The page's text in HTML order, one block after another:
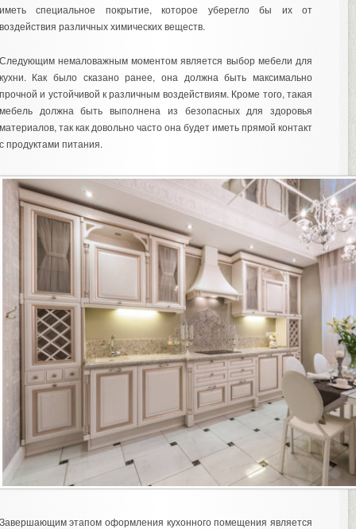
специальное покрытие, которое уберегло бы их от
различных химических веществ.
немаловажным моментом является выбор мебели для
Как было сказано ранее, она должна быть максимально
и устойчивой к различным воздействиям. Кроме того, такая
должна быть выполнена из безопасных для здоровья
так как довольно часто она будет иметь прямой контакт
продуктами питания.
этапом оформления кухонного помещения является